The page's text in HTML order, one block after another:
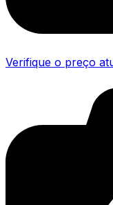
Verifique o preço